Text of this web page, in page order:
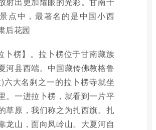
点中，最著名的是中国小西
后花园
卜楞】。拉卜楞位于甘南藏族
河县西端。中国藏传佛教格鲁
六大名刹之一的拉卜楞寺就坐
。一进拉卜楞，就看到一片平
草原，我们称之为扎西旗。扎
龙山，面向凤岭山。大夏河自